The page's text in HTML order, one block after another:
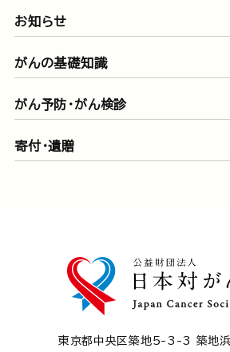
お知らせ
がんの基礎知識
がん予防・がん検診
寄付・遺贈
東京都中央区築地5-3-3 築地